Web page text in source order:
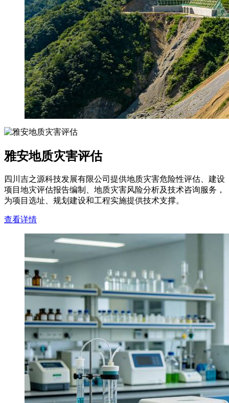
雅安地质灾害评估
四川吉之源科技发展有限公司提供地质灾害危险性评估、建设
项目地灾评估报告编制、地质灾害风险分析及技术咨询服务，
为项目选址、规划建设和工程实施提供技术支撑。
查看详情